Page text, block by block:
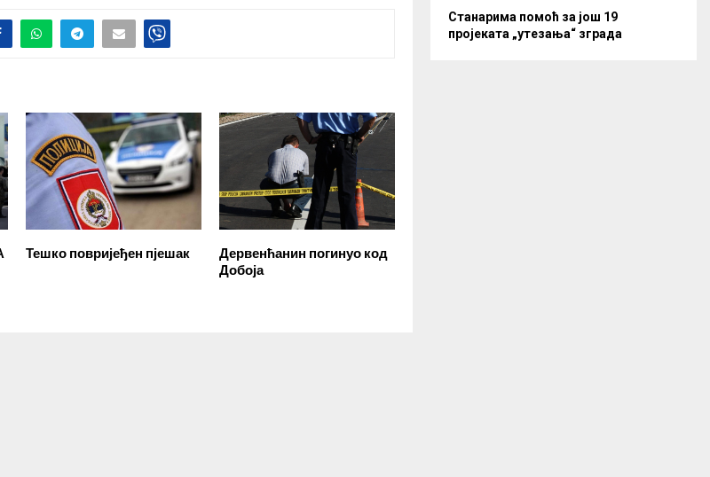
Тешко повријеђен пјешак
Дервенћанин погинуо код
Добоја
Станарима помоћ за још 19
пројеката „утезања“ зграда